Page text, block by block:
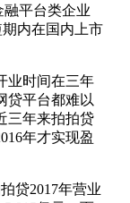
平台类企业
内在国内上市
时间在三年
贷平台都难以
三年来拍拍贷
年才实现盈
贷2017年营业